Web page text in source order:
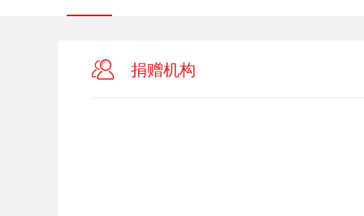
捐赠机构